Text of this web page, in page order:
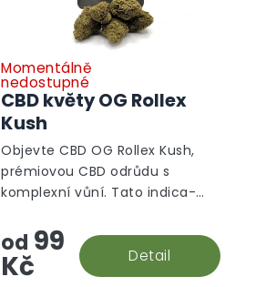
k
ů
CBD květy OG Rollex
Kush
Momentálně
nedostupné
od 99
Kč Detail
Objevte CBD OG Rollex Kush,
prémiovou CBD odrůdu s
komplexní vůní. Tato indica-
vznikla křížením White Fire OG a
OG Kush. Vůně je dřevitá s
nádechem...